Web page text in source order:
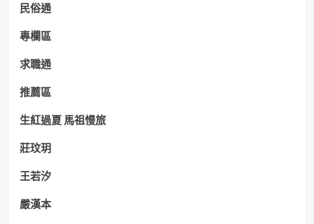
民俗通
專欄區
求職通
推薦區
生紅過夏 馬祖慢旅
莊玟玥
王若汐
嚴漢本